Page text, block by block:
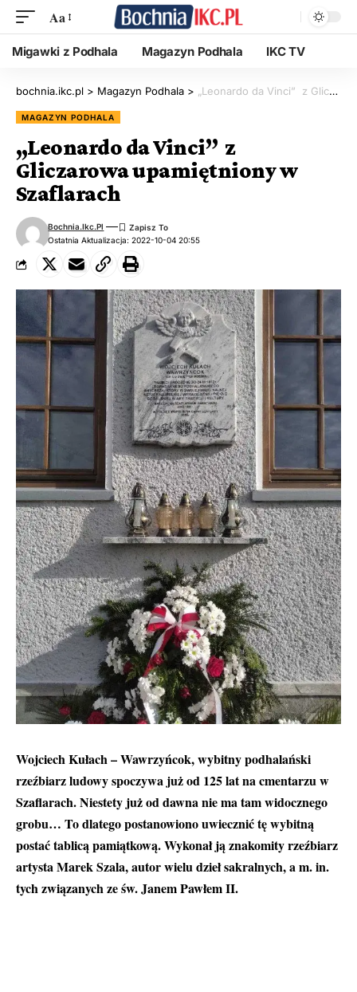
Aa
Migawki z Podhala Magazyn Podhala IKC TV
bochnia.ikc.pl > Magazyn Podhala > „Leonardo da Vinci” z Gliczarowa upamiętniony w Szaflarach
MAGAZYN PODHALA
„Leonardo da Vinci” z
Gliczarowa upamiętniony w
Szaflarach
Ostatnia Aktualizacja: 2022-10-04 20:55
Bochnia.ikc.pl
Wojciech Kułach – Wawrzyńcok, wybitny podhalański
rzeźbiarz ludowy spoczywa już od 125 lat na cmentarzu w
Szaflarach. Niestety już od dawna nie ma tam widocznego
grobu… To dlatego postanowiono uwiecznić tę wybitną
postać tablicą pamiątkową. Wykonał ją znakomity rzeźbiarz
artysta Marek Szala, autor wielu dzieł sakralnych, a m. in.
tych związanych ze św. Janem Pawłem II.